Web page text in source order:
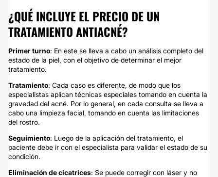
¿QUÉ INCLUYE EL PRECIO DE UN
TRATAMIENTO ANTIACNÉ?
Primer turno: En este se lleva a cabo un análisis completo del
estado de la piel, con el objetivo de determinar el mejor
tratamiento.
Tratamiento: Cada caso es diferente, de modo que los
especialistas aplican técnicas especiales tomando en cuenta la
gravedad del acné. Por lo general, en cada consulta se lleva a
cabo una limpieza facial, tomando en cuenta las limitaciones
del rostro.
Seguimiento: Luego de la aplicación del tratamiento, el
paciente debe ir con el especialista para validar el estado de su
condición.
Eliminación de cicatrices: Se puede corregir con láser y no